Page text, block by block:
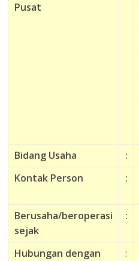
Pusat
Bidang Usaha :
Kontak Person
:
Berusaha/beroperasi
sejak
:
Hubungan dengan
: